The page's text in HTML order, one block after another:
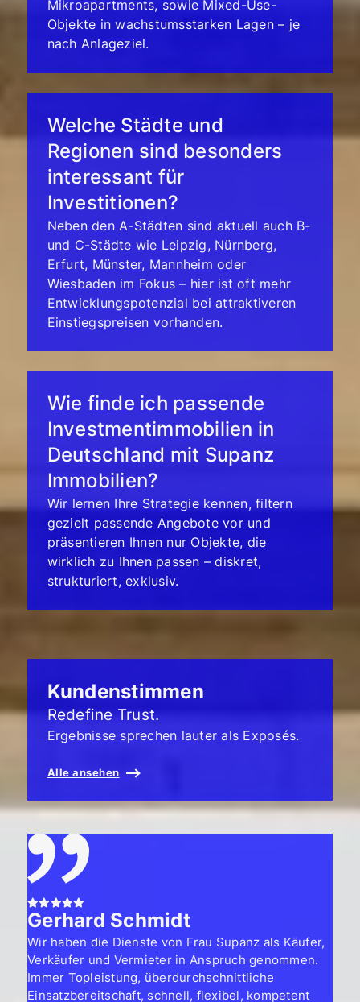
Mikroapartments, sowie Mixed-Use-
Objekte in wachstumsstarken Lagen – je
nach Anlageziel.
Welche Städte und
Regionen sind besonders
interessant für
Investitionen?
Neben den A-Städten sind aktuell auch B-
und C-Städte wie Leipzig, Nürnberg,
Erfurt, Münster, Mannheim oder
Wiesbaden im Fokus – hier ist oft mehr
Entwicklungspotenzial bei attraktiveren
Einstiegspreisen vorhanden.
Wie finde ich passende
Investmentimmobilien in
Deutschland mit Supanz
Immobilien?
Wir lernen Ihre Strategie kennen, filtern
gezielt passende Angebote vor und
präsentieren Ihnen nur Objekte, die
wirklich zu Ihnen passen – diskret,
strukturiert, exklusiv.
Kundenstimmen
Redefine Trust.
Ergebnisse sprechen lauter als Exposés.
Alle ansehen
Gerhard Schmidt
Wir haben die Dienste von Frau Supanz als Käufer,
Verkäufer und Vermieter in Anspruch genommen.
Immer Topleistung, überdurchschnittliche
Einsatzbereitschaft, schnell, flexibel, kompetent